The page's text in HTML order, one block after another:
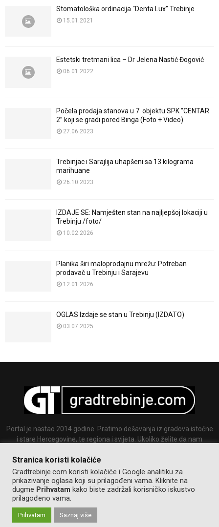
Stomatološka ordinacija “Denta Lux” Trebinje
15.01.2021
Estetski tretmani lica – Dr Jelena Nastić Đogović
06.01.2022
Počela prodaja stanova u 7. objektu SPK “CENTAR
2” koji se gradi pored Binga (Foto + Video)
27.06.2023
Trebinjac i Sarajlija uhapšeni sa 13 kilograma
marihuane
26.10.2023
IZDAJE SE: Namješten stan na najljepšoj lokaciji u
Trebinju /foto/
10.02.2026
Planika širi maloprodajnu mrežu: Potreban
prodavač u Trebinju i Sarajevu
12.01.2026
OGLAS Izdaje se stan u Trebinju (IZDATO)
03.07.2025
Portal je nastao 2014 godine. Pratimo dešavanja iz gradova istočne
i stare Hercegovine, te regiona i svijeta. Ukoliko želite da nam
Email: info@gradtrebinje.com
Stranica koristi kolačiće
Gradtrebinje.com koristi kolačiće i Google analitiku za
prikazivanje oglasa koji su prilagođeni vama. Kliknite na
dugme Prihvatam kako biste zadržali korisničko iskustvo
prilagođeno vama.
Prihvatam Saznaj više